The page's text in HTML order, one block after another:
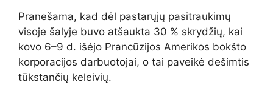
Pranešama, kad dėl pastarųjų pasitraukimų
visoje šalyje buvo atšaukta 30 % skrydžių, kai
kovo 6–9 d. išėjo Prancūzijos Amerikos bokšto
korporacijos darbuotojai, o tai paveikė dešimtis
tūkstančių keleivių.